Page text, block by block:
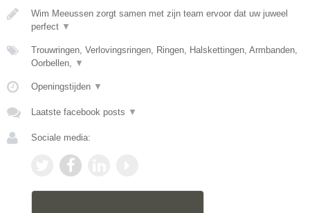
Wim Meeussen zorgt samen met zijn team ervoor dat uw juweel
perfect ▼
Trouwringen, Verlovingsringen, Ringen, Halskettingen, Armbanden,
Oorbellen,
▼
Openingstijden ▼
Laatste facebook posts ▼
Sociale media: